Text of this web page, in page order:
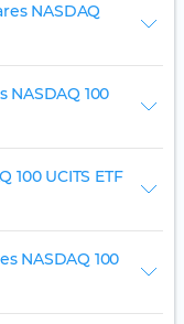
NASDAQ
NASDAQ 100
100 UCITS ETF
NASDAQ 100